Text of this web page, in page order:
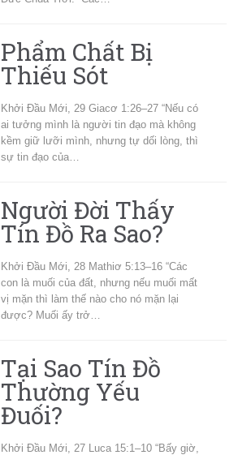
Phẩm Chất Bị
Thiếu Sót
Khởi Đầu Mới, 29 Giacơ 1:26–27 “Nếu có
ai tưởng mình là người tin đạo mà không
kềm giữ lưỡi mình, nhưng tự dối lòng, thì
sự tin đạo của…
Người Đời Thấy
Tín Đồ Ra Sao?
Khởi Đầu Mới, 28 Mathiơ 5:13–16 “Các
con là muối của đất, nhưng nếu muối mất
vị mặn thì làm thế nào cho nó mặn lại
được? Muối ấy trở…
Tại Sao Tín Đồ
Thường Yếu
Đuối?
Khởi Đầu Mới, 27 Luca 15:1–10 “Bấy giờ,